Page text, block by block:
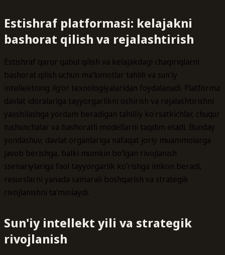
Estishraf platformasi: kelajakni
bashorat qilish va rejalashtirish
Estishraf qaror qabul qilish va kelajakdagi chaqiriqlarni
bashorat qilish uchun ma'lumotlar tahlili va sun'iy
intellektning ilg'or texnologiyalaridan foydalanadi. Platforma
davlat idoralariga tayyorgarlikni oshirish va rejalashtirishni
yaxshilashga yordam beradigan tahliliy ko'rsatkichlar, chuqur
tushunchalar va bashoratli modellarni taqdim etadi. Bunday
yondashuv, davlat organlariga nafaqat joriy muammolarga
javob berishga, balki mumkin bo'lgan rivojlanish
ssenariylariga faol tayyorgarlik ko'rishga imkon beradi,
resurslarni yanada samarali boshqarish va strategik
rivojlanishni ta'minlaydi.
Sun'iy intellekt yili va strategik
rivojlanish